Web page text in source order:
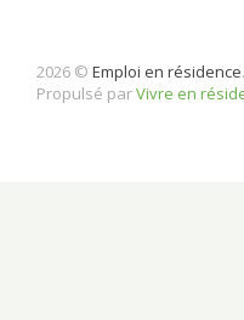
2026 © Emploi en résidence.
Propulsé parVivre en